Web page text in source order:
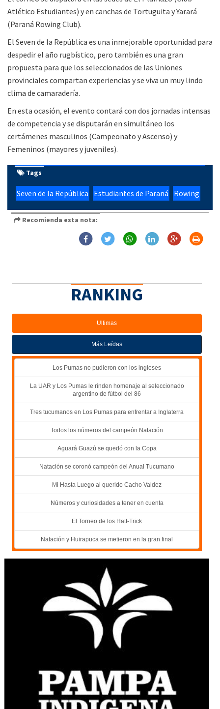
Atlético Estudiantes) y en canchas de Tortuguita y Yarará
(Paraná Rowing Club).
El Seven de la República es una inmejorable oportunidad para
despedir el año rugbístico, pero también es una gran
propuesta para que los seleccionados de las Uniones
provinciales compartan experiencias y se viva un muy lindo
clima de camaradería.
En esta ocasión, el evento contará con dos jornadas intensas
de competencia y se disputarán en simultáneo los
certámenes masculinos (Campeonato y Ascenso) y
Femeninos (mayores y juveniles).
Tags
Seven de la República Estudiantes de Paraná Rowing
Recomienda esta nota:
RANKING
Ultimas
Más Leídas
Los Pumas no pudieron con los ingleses
La UAR y Los Pumas le rinden homenaje al seleccionado
argentino de fútbol del 86
Tres tucumanos en Los Pumas para enfrentar a Inglaterra
Todos los números del campeón Natación
Aguará Guazú se quedó con la Copa
Natación se coronó campeón del Anual Tucumano
Mi Hasta Luego al querido Cacho Valdez
Números y curiosidades a tener en cuenta
El Torneo de los Hatt-Trick
Natación y Huirapuca se metieron en la gran final